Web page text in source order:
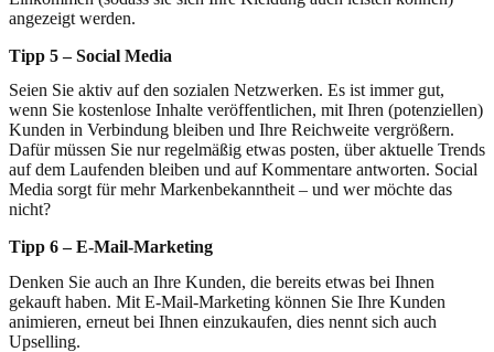
angezeigt werden.
Tipp 5 – Social Media
Seien Sie aktiv auf den sozialen Netzwerken. Es ist immer gut,
wenn Sie kostenlose Inhalte veröffentlichen, mit Ihren (potenziellen)
Kunden in Verbindung bleiben und Ihre Reichweite vergrößern.
Dafür müssen Sie nur regelmäßig etwas posten, über aktuelle Trends
auf dem Laufenden bleiben und auf Kommentare antworten. Social
Media sorgt für mehr Markenbekanntheit – und wer möchte das
nicht?
Tipp 6 – E-Mail-Marketing
Denken Sie auch an Ihre Kunden, die bereits etwas bei Ihnen
gekauft haben. Mit E-Mail-Marketing können Sie Ihre Kunden
animieren, erneut bei Ihnen einzukaufen, dies nennt sich auch
Upselling.